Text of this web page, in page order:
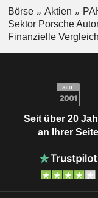
Börse Aktien
Sektor Porsche
Finanzielle
Seit über 20
an Ihrer Seite